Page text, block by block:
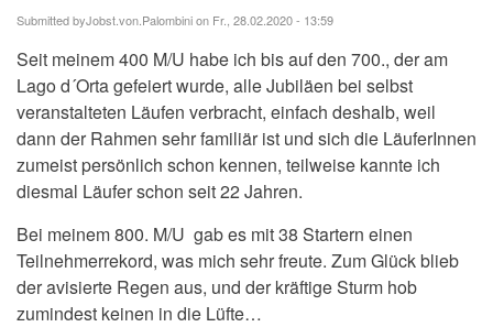
Submitted byJobst.von.Palombinion Fr., 28.02.2020 - 13:59
Seit meinem 400 M/U habe ich bis auf den 700., der am
Lago d´Orta gefeiert wurde, alle Jubiläen bei selbst
veranstalteten Läufen verbracht, einfach deshalb, weil
dann der Rahmen sehr familiär ist und sich die LäuferInnen
zumeist persönlich schon kennen, teilweise kannte ich
diesmal Läufer schon seit 22 Jahren.
Bei meinem 800. M/U gab es mit 38 Startern einen
Teilnehmerrekord, was mich sehr freute. Zum Glück blieb
der avisierte Regen aus, und der kräftige Sturm hob
zumindest keinen in die Lüfte…